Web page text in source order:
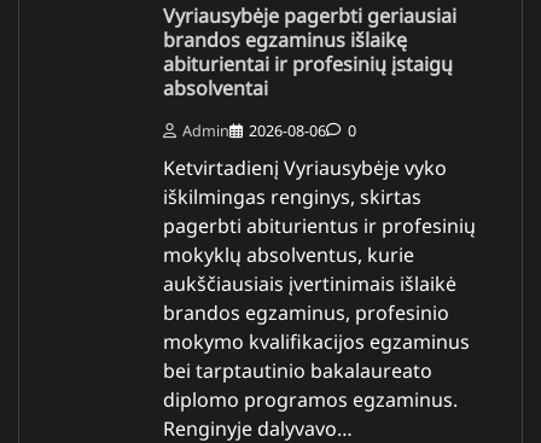
Vyriausybėje pagerbti geriausiai
brandos egzaminus išlaikę
abiturientai ir profesinių įstaigų
absolventai
Admin 2026-08-06 0
Ketvirtadienį Vyriausybėje vyko
iškilmingas renginys, skirtas
pagerbti abiturientus ir profesinių
mokyklų absolventus, kurie
aukščiausiais įvertinimais išlaikė
brandos egzaminus, profesinio
mokymo kvalifikacijos egzaminus
bei tarptautinio bakalaureato
diplomo programos egzaminus.
Renginyje dalyvavo…